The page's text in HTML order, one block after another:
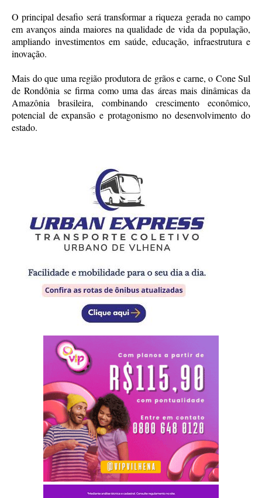
O principal desafio será transformar a riqueza gerada no campo
em avanços ainda maiores na qualidade de vida da população,
ampliando investimentos em saúde, educação, infraestrutura e
inovação.
Mais do que uma região produtora de grãos e carne, o Cone Sul
de Rondônia se firma como uma das áreas mais dinâmicas da
Amazônia brasileira, combinando crescimento econômico,
potencial de expansão e protagonismo no desenvolvimento do
estado.